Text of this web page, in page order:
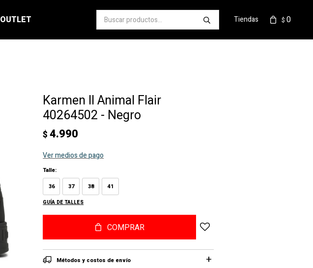
OUTLET $ 0
Tiendas
Karmen II Animal Flair
40264502 - Negro
$ 4.990
Ver medios de pago
Talle:
36
37 38 41
GUÍA DE TALLES
COMPRAR
Métodos y costos de envío